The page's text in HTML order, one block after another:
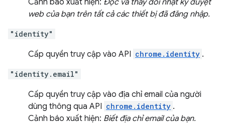
Cảnh báo xuất hiện: Đọc và thay đổi nhật ký duyệt
web của bạn trên tất cả các thiết bị đã đăng nhập.
"identity"
Cấp quyền truy cập vào API chrome.identity .
"identity.email"
Cấp quyền truy cập vào địa chỉ email của người
dùng thông qua API chrome.identity .
Cảnh báo xuất hiện: Biết địa chỉ email của bạn.